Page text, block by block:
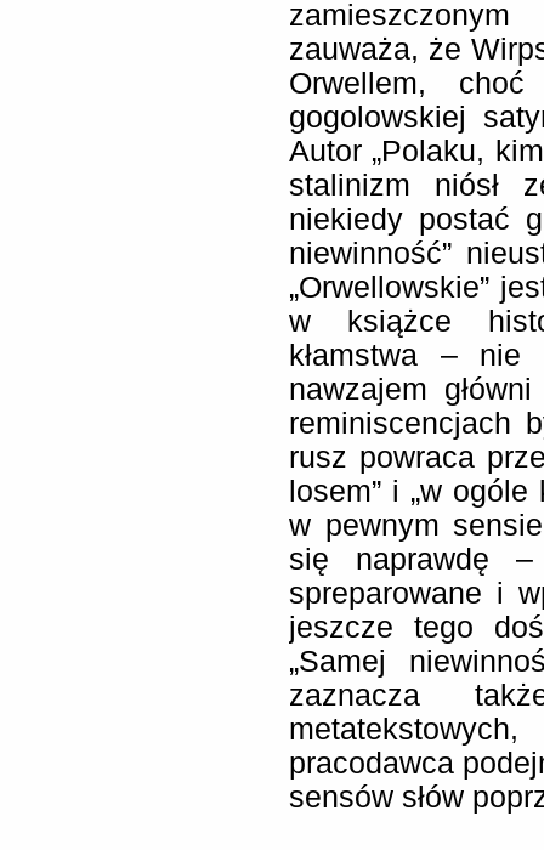
zauważa, że
Orwellem,
gogolowskiej
Autor „Polaku,
stalinizm niósł
niekiedy postać
niewinność”
„Orwellowskie”
w książce
kłamstwa –
nawzajem
reminiscencjach
rusz powraca
losem” i „w
w pewnym
się naprawdę
spreparowane i
jeszcze tego
„Samej
zaznacza
pracodawca
sensów słów